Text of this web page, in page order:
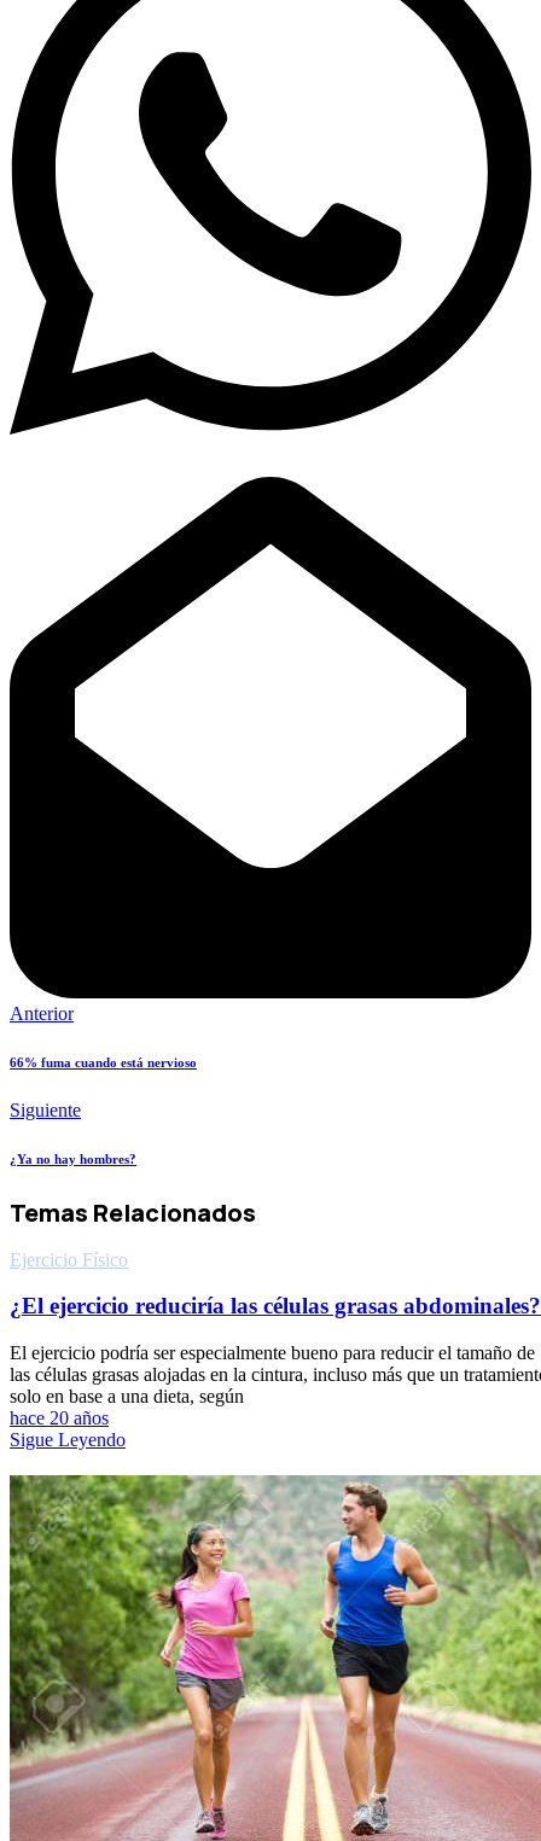
Anterior
66% fuma cuando está nervioso
Siguiente
¿Ya no hay hombres?
Temas Relacionados
Ejercicio Fí­sico
¿El ejercicio reduciría las células grasas abdominales?
El ejercicio podría ser especialmente bueno para reducir el tamaño de
las células grasas alojadas en la cintura, incluso más que un
solo en base a una dieta, según
hace 20 años
Sigue Leyendo